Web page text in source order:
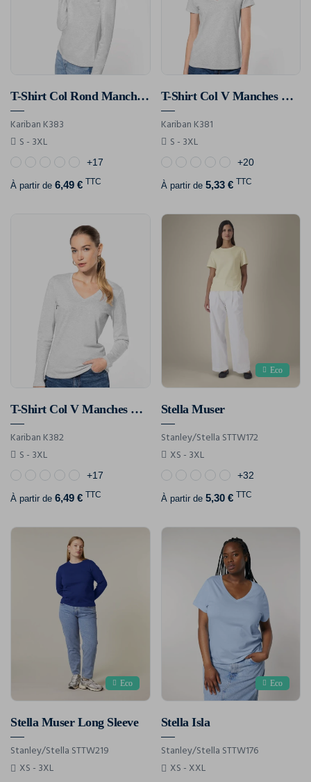
T-Shirt Col Rond Manches Longues Femme
Kariban K383
S - 3XL
+17
À partir de 6,49 € TTC
T-Shirt Col V Manches Courtes Femme
Kariban K381
S - 3XL
+20
À partir de 5,33 € TTC
T-Shirt Col V Manches Longues Femme
Kariban K382
S - 3XL
+17
À partir de 6,49 € TTC
Eco
Stella Muser
Stanley/Stella STTW172
XS - 3XL
+32
À partir de 5,30 € TTC
Eco
Stella Muser Long Sleeve
Stanley/Stella STTW219
XS - 3XL
Eco
Stella Isla
Stanley/Stella STTW176
XS - XXL